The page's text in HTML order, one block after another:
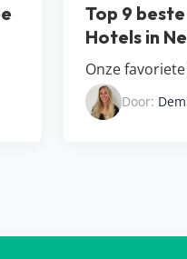
Top 9
Hotel​s in
Onze
Door: